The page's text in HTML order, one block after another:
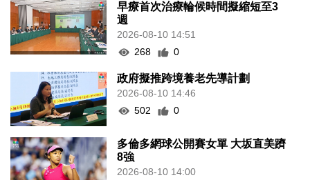
早療首次治療輪候時間擬縮短至3
週
2026-08-10 14:51
268
0
政府擬推跨境養老先導計劃
2026-08-10 14:46
502
0
多倫多網球公開賽女單 大坂直美躋
8強
2026-08-10 14:00